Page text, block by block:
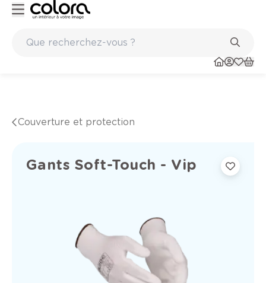
Couverture et protection
Gants Soft-Touch - Vip